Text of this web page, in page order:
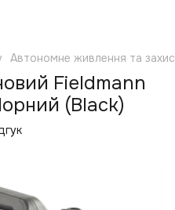
Автономне живлення та
Fieldmann
(Black)